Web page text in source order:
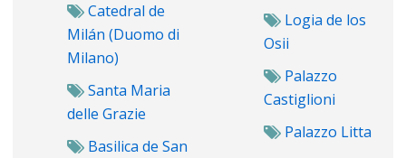
Catedral de
Milán (Duomo di
Milano)
Santa Maria
delle Grazie
Basilica de San
Logia de los
Osii
Palazzo
Castiglioni
Palazzo Litta